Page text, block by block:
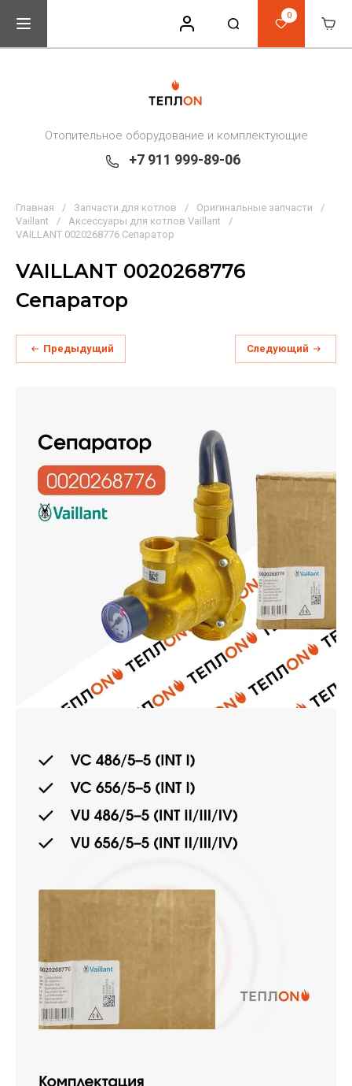
0
Отопительное оборудование и комплектующие
+7 911 999-89-06
Главная / Запчасти для котлов / Оригинальные запчасти
/
Vaillant
/ Аксессуары для котлов Vaillant
/
VAILLANT 0020268776 Сепаратор
VAILLANT 0020268776
Сепаратор
Предыдущий Следующий